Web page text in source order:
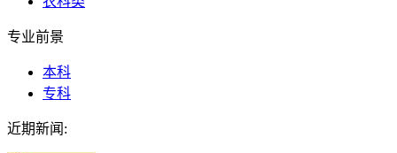
专业前景
本科
专科
近期新闻: